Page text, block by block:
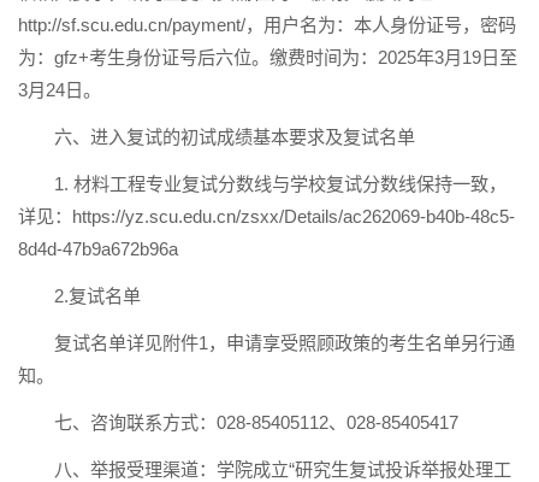
http://sf.scu.edu.cn/payment/，用户名为：本人身份证号，密码
为：gfz+考生身份证号后六位。缴费时间为：2025年3月19日至
3月24日。
六、进入复试的初试成绩基本要求及复试名单
1. 材料工程专业复试分数线与学校复试分数线保持一致，
详见：https://yz.scu.edu.cn/zsxx/Details/ac262069-b40b-48c5-
8d4d-47b9a672b96a
2.复试名单
复试名单详见附件1，申请享受照顾政策的考生名单另行通
知。
七、咨询联系方式：028-85405112、028-85405417
八、举报受理渠道：学院成立“研究生复试投诉举报处理工